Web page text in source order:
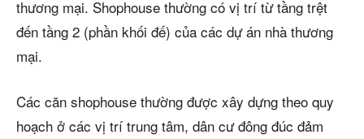
thương mại. Shophouse thường có vị trí từ tầng trệt
đến tầng 2 (phần khối đế) của các dự án nhà thương
mại.
Các căn shophouse thường được xây dựng theo quy
hoạch ở các vị trí trung tâm, dân cư đông đúc đảm